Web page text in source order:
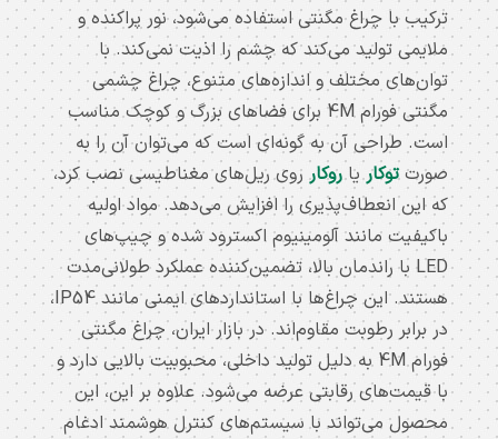
ترکیب با چراغ مگنتی استفاده می‌شود، نور پراکنده و
ملایمی تولید می‌کند که چشم را اذیت نمی‌کند. با
توان‌های مختلف و اندازه‌های متنوع، چراغ چشمی
مگنتی فورام 4M برای فضاهای بزرگ و کوچک مناسب
است. طراحی آن به گونه‌ای است که می‌توان آن را به
صورتتوکاریاروکار روی ریل‌های مغناطیسی نصب کرد،
که این انعطاف‌پذیری را افزایش می‌دهد. مواد اولیه
باکیفیت مانند آلومینیوم اکسترود شده و چیپ‌های
LED با راندمان بالا، تضمین‌کننده عملکرد طولانی‌مدت
هستند. این چراغ‌ها با استانداردهای ایمنی مانند IP54،
در برابر رطوبت مقاوم‌اند. در بازار ایران، چراغ مگنتی
فورام 4M به دلیل تولید داخلی، محبوبیت بالایی دارد و
با قیمت‌های رقابتی عرضه می‌شود. علاوه بر این، این
محصول می‌تواند با سیستم‌های کنترل هوشمند ادغام
مگنتی
توکار
چراغ
ریلی
مگنتی
چراغ
مگنتی
ریلی
لاله
زار?